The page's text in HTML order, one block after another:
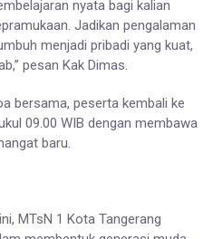
nyata bagi kalian
Jadikan pengalaman
menjadi pribadi yang kuat,
pesan Kak Dimas.
bersama, peserta kembali ke
09.00 WIB dengan membawa
baru.
MTsN 1 Kota Tangerang